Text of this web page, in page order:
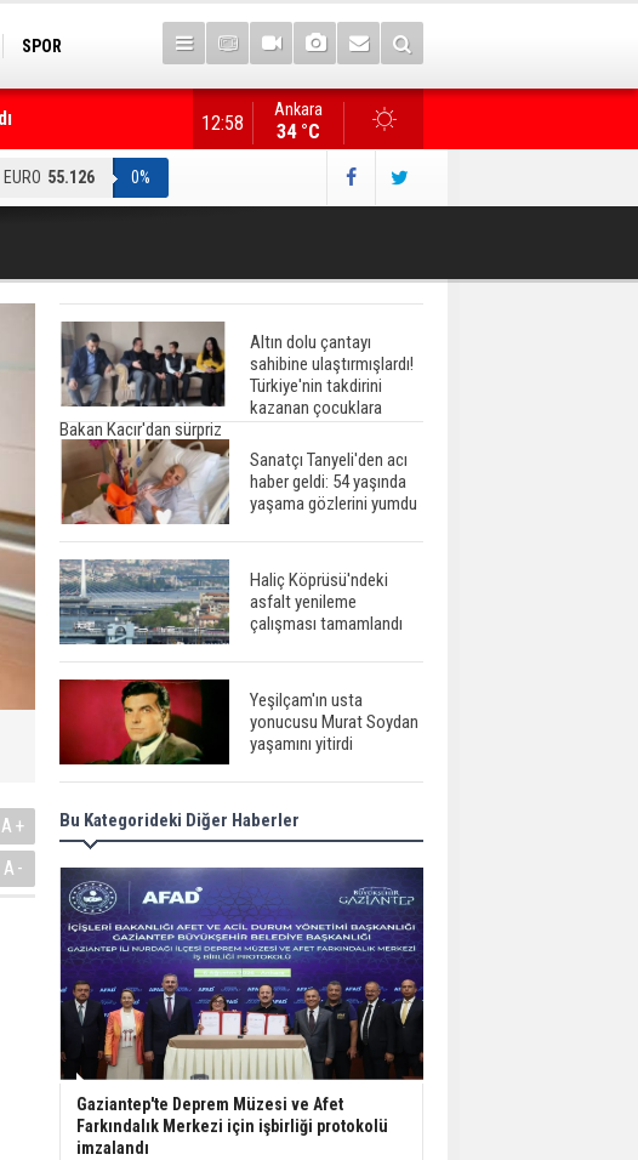
SPOR
Gazete manşetlerinde yeni gün...
Ankara
34 °C
12:58
EURO 55.126 0%
A+
A-
Altın dolu çantayı
sahibine ulaştırmışlardı!
Türkiye'nin takdirini
kazanan çocuklara
Bakan Kacır'dan sürpriz
Sanatçı Tanyeli'den acı
haber geldi: 54 yaşında
yaşama gözlerini yumdu
Haliç Köprüsü'ndeki
asfalt yenileme
çalışması tamamlandı
Yeşilçam'ın usta
yonucusu Murat Soydan
yaşamını yitirdi
Meral Akşener ile
Müsavat Dervişoğlu
cenazede görüntülendi
29 Mayıs okullar tatil mi?
Bilim kurgu
gerçekleşiyor...
Dondurulmuş insanları
hayata döndürecek keşif
Bu Kategorideki Diğer Haberler
Gaziantep'te Deprem Müzesi ve Afet
Farkındalık Merkezi için işbirliği protokolü
imzalandı